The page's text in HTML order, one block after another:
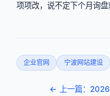
项项改，说不定下个月询盘
企业官网 宁波网站建设
← 上一篇：2026